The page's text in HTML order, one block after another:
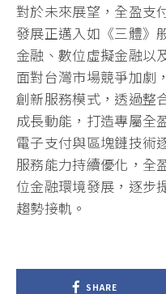
對於未來展望，全盈支
發展正邁入如《三體》
金融、數位虛擬金融以
面對台灣市場競爭加劇
創新服務模式，透過整
成長動能，打造專屬全
電子支付與區塊鏈技術
服務能力持續優化，全
位金融環境發展，逐步
趨勢接軌。
SHARE